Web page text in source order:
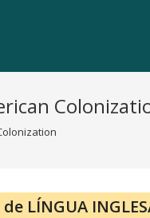
LÍNGUA